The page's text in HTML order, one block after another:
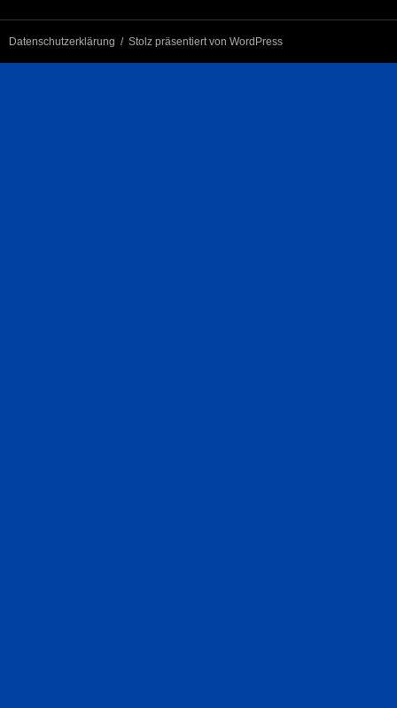
Datenschutzerklärung Stolz präsentiert von WordPress